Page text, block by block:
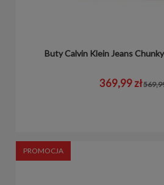
Buty Calvin Klein Jeans
369,99 zł
PROMOCJA